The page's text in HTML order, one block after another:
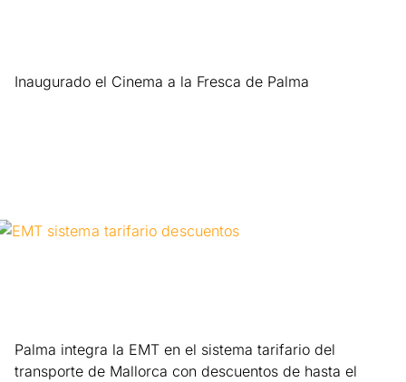
Inaugurado el Cinema a la Fresca de Palma
Palma integra la EMT en el sistema tarifario del
transporte de Mallorca con descuentos de hasta el